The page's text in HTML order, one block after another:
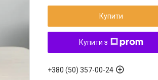
Купити
Купити з
+380 (50) 357-00-24